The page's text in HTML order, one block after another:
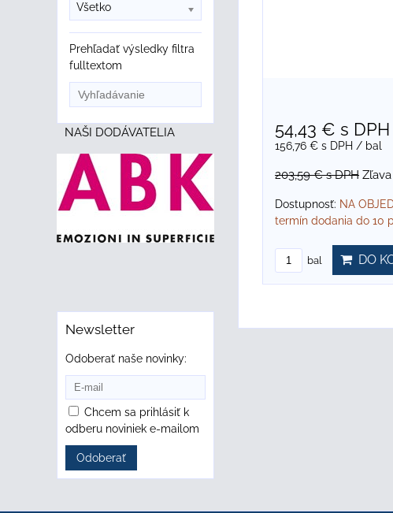
54,43 € s DPH
156,76 € s DPH / bal
203,59 €s DPH Zľava
Dostupnosť: NA
termín dodania do 10
bal DO
Všetko
Prehľadať výsledky filtra
fulltextom
NAŠI DODÁVATELIA
Newsletter
Odoberať naše novinky:
Chcem sa prihlásiť k
odberu noviniek e-mailom
Odoberať